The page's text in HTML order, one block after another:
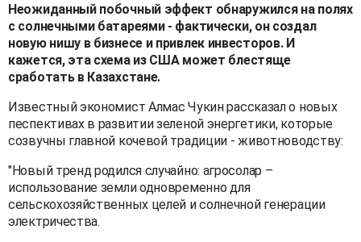
Неожиданный побочный эффект обнаружился на полях
с солнечными батареями - фактически, он создал
новую нишу в бизнесе и привлек инвесторов. И
кажется, эта схема из США может блестяще
сработать в Казахстане.
Известный экономист Алмас Чукин рассказал о новых
песпективах в развитии зеленой энергетики, которые
созвучны главной кочевой традиции - животноводству:
"Новый тренд родился случайно: агросолар –
использование земли одновременно для
сельскохозяйственных целей и солнечной генерации
электричества.